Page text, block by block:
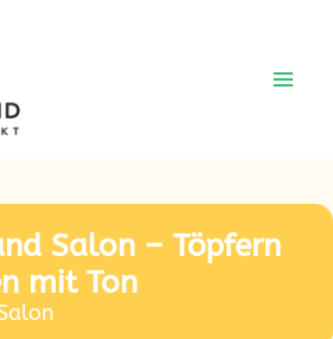
Salon – Töpfern
mit Ton